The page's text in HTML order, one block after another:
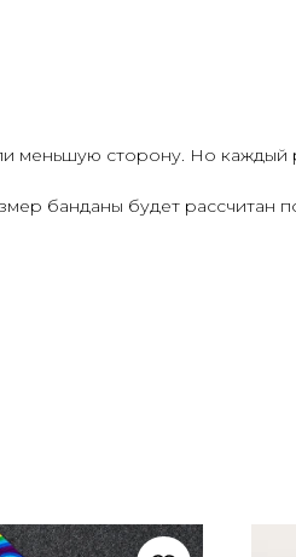
меньшую сторону. Но каждый
банданы будет рассчитан